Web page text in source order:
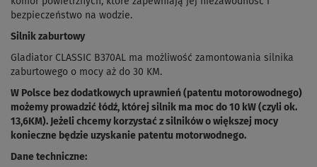
bezpieczeństwo na wodzie.
Silnik zaburtowy
Gladiator CLASSIC B370AL ma możliwość zamontowania silnika
zaburtowego o mocy aż do 30 KM.
W Polsce bez dodatkowych uprawnień (patentu motorowodnego)
możemy prowadzić łódź, której silnik ma moc do 10 kW (czyli ok.
13,6KM). Jeżeli chcemy korzystać z silników o większej mocy
konieczne będzie uzyskanie patentu motorwodnego.
Dane techniczne: